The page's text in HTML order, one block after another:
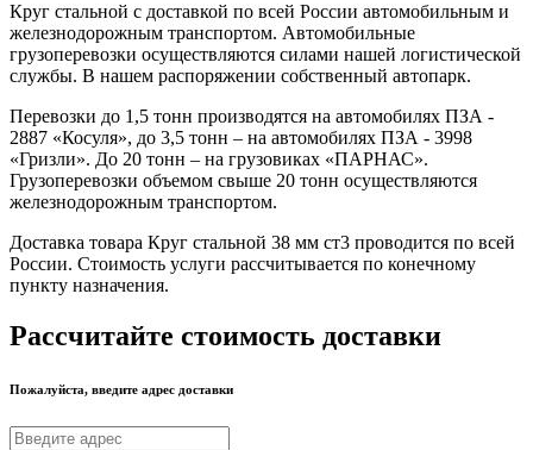
Круг стальной с доставкой по всей России автомобильным и
железнодорожным транспортом. Автомобильные
грузоперевозки осуществляются силами нашей логистической
службы. В нашем распоряжении собственный автопарк.
Перевозки до 1,5 тонн производятся на автомобилях ПЗА -
2887 «Косуля», до 3,5 тонн – на автомобилях ПЗА - 3998
«Гризли». До 20 тонн – на грузовиках «ПАРНАС».
Грузоперевозки объемом свыше 20 тонн осуществляются
железнодорожным транспортом.
Доставка товара Круг стальной 38 мм ст3 проводится по всей
России. Стоимость услуги рассчитывается по конечному
пункту назначения.
Рассчитайте стоимость доставки
Пожалуйста, введите адрес доставки